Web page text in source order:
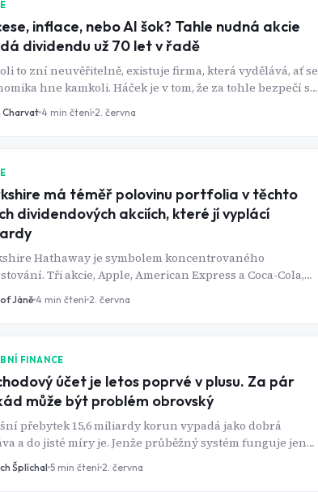
inflace, nebo AI šok? Tahle nudná akcie
dividendu už 70 let v řadě
to zní neuvěřitelně, existuje firma, která vydělává, ať se
hne kamkoli. Háček je v tom, že za tohle bezpečí se
a posledních deset let to byla dost vysoká cena.
Charvat 4 min čtení 2. června
má téměř polovinu portfolia v těchto
dividendových akciích, které jí vyplácí
Hathaway je symbolem koncentrovaného
Tři akcie, Apple, American Express a Coca-Cola,
přibližně polovinu akciového portfolia Berkshire. Tyto tři
mohou Berkshire jen v roce 2026 přinést zhruba 1,6
Jáně4 min čtení 2. června
FINANCE
účet je letos poprvé v plusu. Za pár
může být problém obrovský
přebytek 15,6 miliardy korun vypadá jako dobrá
a do jisté míry je. Jenže průběžný systém funguje jen
když má dost pracujících na každého důchodce. V
se rodí rekordně méně dětí a do důchodu odcházejí
Šplíchal 5 min čtení 2. června